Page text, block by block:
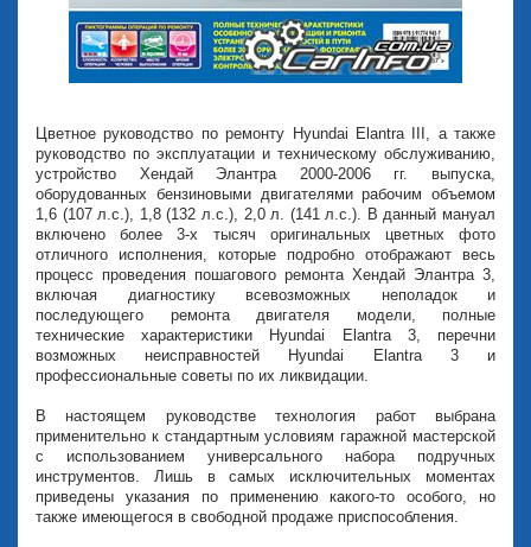
Цветное руководство по ремонту Hyundai Elantra III, а также
руководство по эксплуатации и техническому обслуживанию,
устройство Хендай Элантра 2000-2006 гг. выпуска,
оборудованных бензиновыми двигателями рабочим объемом
1,6 (107 л.с.), 1,8 (132 л.с.), 2,0 л. (141 л.с.). В данный мануал
включено более 3-х тысяч оригинальных цветных фото
отличного исполнения, которые подробно отображают весь
процесс проведения пошагового ремонта Хендай Элантра 3,
включая диагностику всевозможных неполадок и
последующего ремонта двигателя модели, полные
технические характеристики Hyundai Elantra 3, перечни
возможных неисправностей Hyundai Elantra 3 и
профессиональные советы по их ликвидации.
В настоящем руководстве технология работ выбрана
применительно к стандартным условиям гаражной мастерской
с использованием универсального набора подручных
инструментов. Лишь в самых исключительных моментах
приведены указания по применению какого-то особого, но
также имеющегося в свободной продаже приспособления.